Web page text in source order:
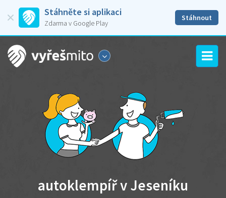
Stáhněte si aplikaci
Zdarma v Google Play
Stáhnout
autoklempíř v Jeseníku